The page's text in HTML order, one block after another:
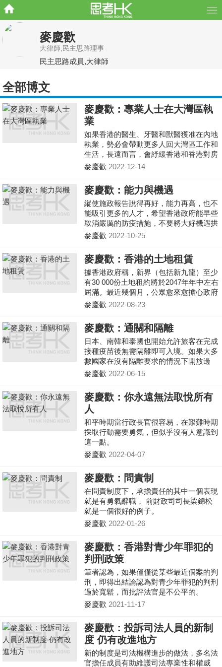
麥慶歡
大律師,民主思路理事
民主思路成員,大律師
全部博文
麥慶歡：專業人士在大灣區執
業
如果香港的醫生、牙醫和獸醫獲准在內地
執業，勢必會帶動更多人回大灣區工作和
生活，長遠而言，會紓緩香港和香港對房
屋等資源的需求。 也解決了醫護人員短
香港執業。
麥慶歡 2022-12-14
麥慶歡：能力與機遇
縱使施政報告說得再好，能力再高，也不
能吸引更多的人才，希望香港政府能早些
取消嚴厲的防疫措施，不要將大好機遇拱
手讓給新加坡，使之成為疫情下的最大受
麥慶歡 2022-10-25
麥慶歡：香港的土地租賃
據香港政府稱，新界（包括新九龍）至少
有30 000份土地租約將於2047年年中左右
屆滿。最近幾個月，公眾愈來愈擔心政府
是否會延長在 2047 年年中即將到期的土
長期的物業轉讓和抵押融資產生影響。
麥慶歡 2022-08-23
麥慶歡：通關和隔離
日本、南韓和泰國也開始允許旅客在完成
接種疫苗後無需隔離即可入境。如果大多
數國家在沒有隔離要求的情況下開放邊
境，我不明白為甚麼香港不能效仿。
麥慶歡 2022-06-15
麥慶歡：你永遠無法取悅所有
人
和平時期當行政長官很容易，在艱難時期
採取行動需要勇氣，但似乎沒有人意識到
這一點。
麥慶歡 2022-04-07
麥慶歡：問責制
在問責制度下，承擔責任的其中一個表現
就是有勇氣辭職， 前財政司司長梁錦松
就是一個很好的例子。
麥慶歡 2022-01-26
麥慶歡：香港對青少年罪犯的
判刑政策
筆者認為，如果僅僅從某些最近個案的判
刑，即得出結論認為對青少年罪犯的判刑
過於寬鬆，而批評法官是不公平的。
麥慶歡 2021-11-17
麥慶歡：投訴司法人員的新制
度 仍有改進地方
新的制度是司法機構進步的做法，多名法
官擔任成員有助維護司法專業性和權威